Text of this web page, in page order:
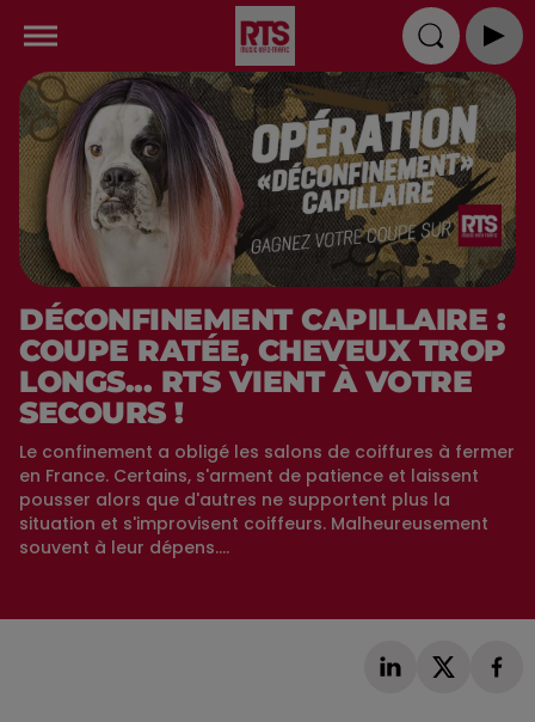
DÉCONFINEMENT CAPILLAIRE :
COUPE RATÉE, CHEVEUX TROP
LONGS... RTS VIENT À VOTRE
SECOURS !
Le confinement a obligé les salons de coiffures à fermer
en France. Certains, s'arment de patience et laissent
pousser alors que d'autres ne supportent plus la
situation et s'improvisent coiffeurs. Malheureusement
souvent à leur dépens....